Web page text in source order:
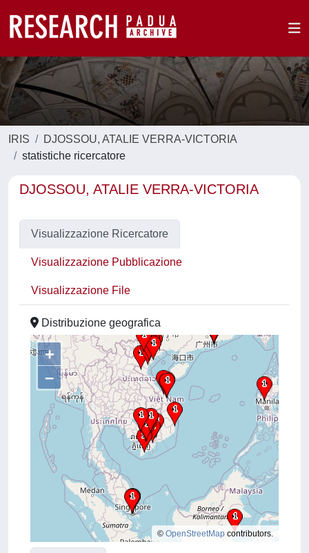
IRIS
DJOSSOU, ATALIE VERRA-VICTORIA
statistiche ricercatore
DJOSSOU, ATALIE VERRA-VICTORIA
Visualizzazione Ricercatore
Visualizzazione Pubblicazione
Visualizzazione File
Distribuzione geografica
+
–
© OpenStreetMap contributors.